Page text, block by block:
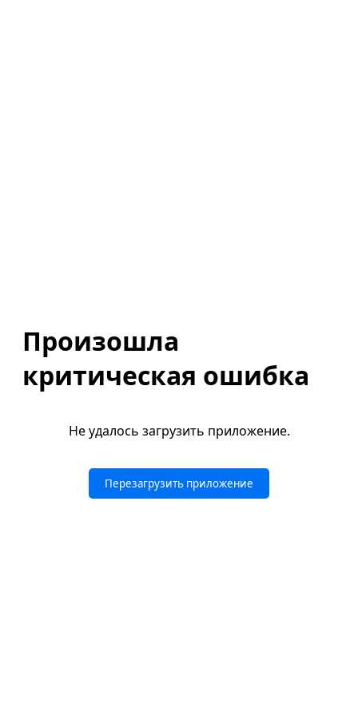
Произошла
критическая ошибка
Не удалось загрузить приложение.
Перезагрузить приложение